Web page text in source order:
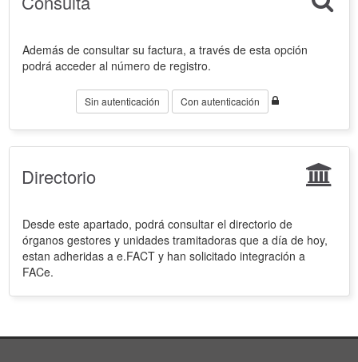
Además de consultar su factura, a través de esta opción
podrá acceder al número de registro.
Sin autenticación Con autenticación
Directorio
Desde este apartado, podrá consultar el directorio de
órganos gestores y unidades tramitadoras que a día de hoy,
estan adheridas a e.FACT y han solicitado integración a
FACe.